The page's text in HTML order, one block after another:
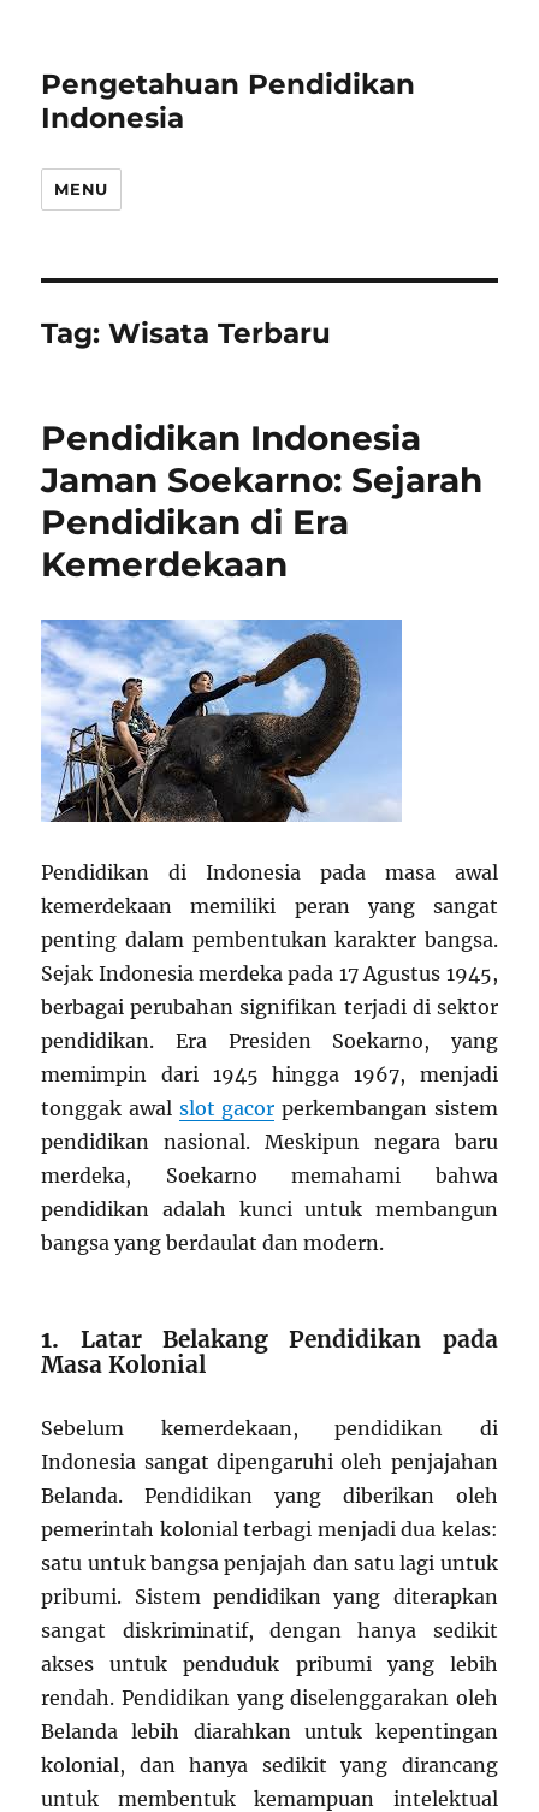
Pengetahuan Pendidikan
Indonesia
MENU
Tag:Wisata Terbaru
Pendidikan Indonesia
Jaman Soekarno: Sejarah
Pendidikan di Era
Kemerdekaan
Pendidikan di Indonesia pada masa awal
kemerdekaan memiliki peran yang sangat
penting dalam pembentukan karakter bangsa.
Sejak Indonesia merdeka pada 17 Agustus 1945,
berbagai perubahan signifikan terjadi di sektor
pendidikan. Era Presiden Soekarno, yang
memimpin dari 1945 hingga 1967, menjadi
tonggak awal slot gacor perkembangan sistem
pendidikan nasional. Meskipun negara baru
merdeka, Soekarno memahami bahwa
pendidikan adalah kunci untuk membangun
bangsa yang berdaulat dan modern.
1. Latar Belakang Pendidikan pada
Masa Kolonial
Sebelum kemerdekaan, pendidikan di
Indonesia sangat dipengaruhi oleh penjajahan
Belanda. Pendidikan yang diberikan oleh
pemerintah kolonial terbagi menjadi dua kelas:
satu untuk bangsa penjajah dan satu lagi untuk
pribumi. Sistem pendidikan yang diterapkan
sangat diskriminatif, dengan hanya sedikit
akses untuk penduduk pribumi yang lebih
rendah. Pendidikan yang diselenggarakan oleh
Belanda lebih diarahkan untuk kepentingan
kolonial, dan hanya sedikit yang dirancang
untuk membentuk kemampuan intelektual